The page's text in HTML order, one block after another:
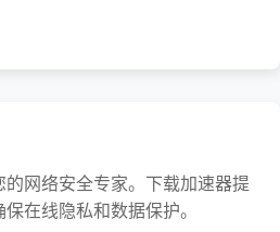
网络安全专家。下载加速器提
在线隐私和数据保护。